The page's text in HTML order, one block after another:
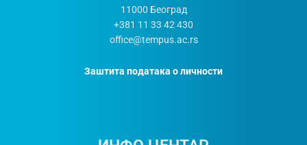
11000 Београд
+381 11 33 42 430
office@tempus.ac.rs
Заштита података о личности